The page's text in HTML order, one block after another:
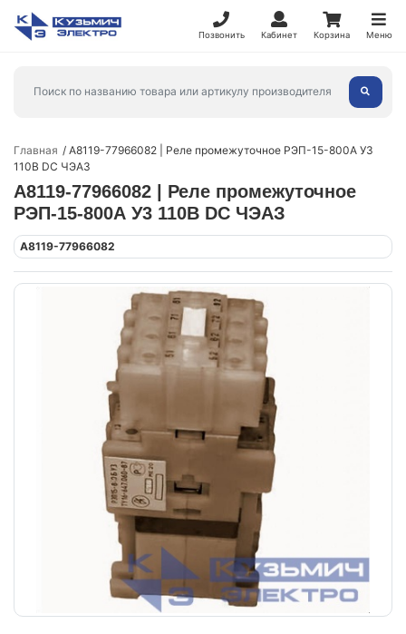
Позвонить Кабинет Корзина Меню
Главная
A8119-77966082 | Реле промежуточное РЭП-15-800А У3
110В DC ЧЭАЗ
A8119-77966082 | Реле промежуточное
РЭП-15-800А У3 110В DC ЧЭАЗ
A8119-77966082